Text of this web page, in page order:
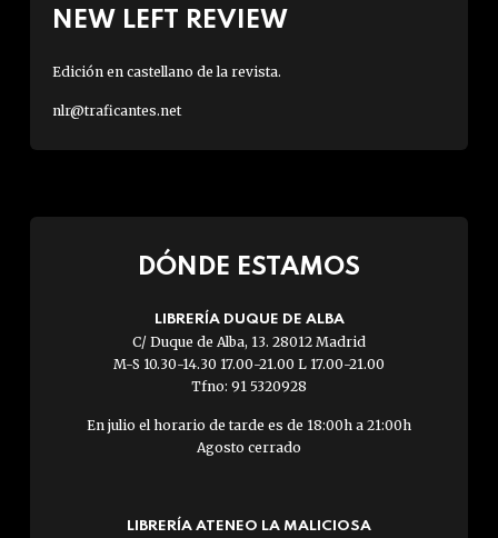
NEW LEFT REVIEW
Edición en castellano de la revista.
nlr@traficantes.net
DÓNDE ESTAMOS
LIBRERÍA DUQUE DE ALBA
C/ Duque de Alba, 13. 28012 Madrid
M-S 10.30-14.30 17.00-21.00 L 17.00-21.00
Tfno: 91 5320928
En julio el horario de tarde es de 18:00h a 21:00h
Agosto cerrado
LIBRERÍA ATENEO LA MALICIOSA